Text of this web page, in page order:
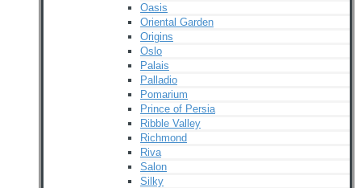
Oasis
Oriental Garden
Origins
Oslo
Palais
Palladio
Pomarium
Prince of Persia
Ribble Valley
Richmond
Riva
Salon
Silky